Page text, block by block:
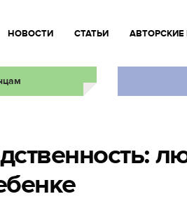
НОВОСТИ СТАТЬИ